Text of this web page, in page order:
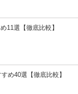
11選【徹底比較】
め40選【徹底比較】